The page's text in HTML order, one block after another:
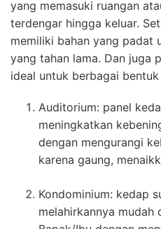
yang memasuki ruangan
terdengar hingga keluar.
memiliki bahan yang padat
yang tahan lama. Dan juga
ideal untuk berbagai
Auditorium: panel
meningkatkan
dengan mengurangi
karena gaung,
Kondominium: kedap
melahirkannya mudah